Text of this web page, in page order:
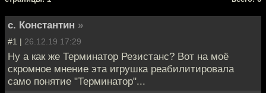
с. Константин »
#1 | 26.12.19 17:29
Ну а как же Терминатор Резистанс? Вот на моё
скромное мнение эта игрушка реабилитировала
само понятие "Терминатор"...